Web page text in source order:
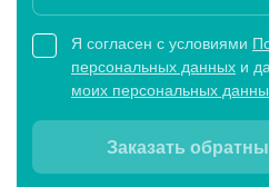
Я согласен с условиями
персональных данных и
моих персональных
Заказать